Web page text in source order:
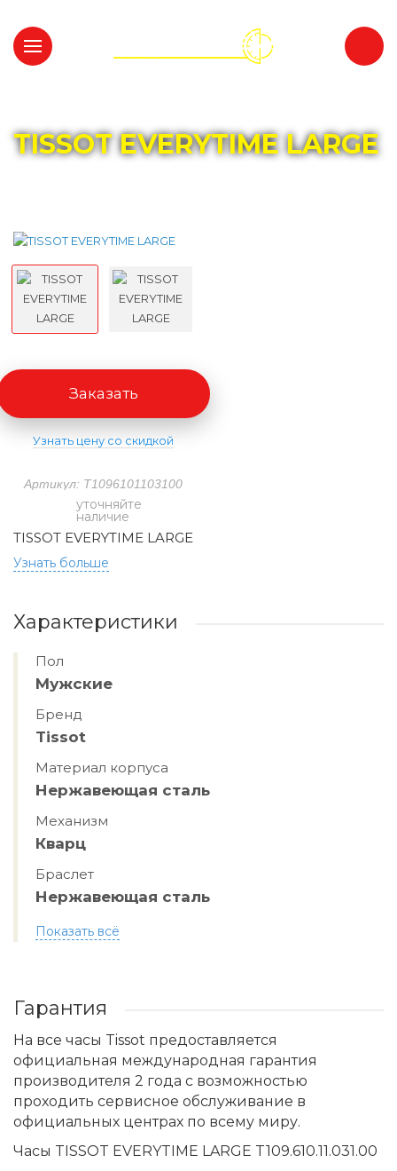
TISSOT EVERYTIME LARGE
Артикул: T1096101103100
уточняйте
наличие
TISSOT EVERYTIME LARGE
Узнать больше
Заказать
Узнать цену со скидкой
Характеристики
Пол
Мужские
Бренд
Tissot
Материал корпуса
Нержавеющая сталь
Механизм
Кварц
Браслет
Нержавеющая сталь
Показать всё
Гарантия
На все часы Tissot предоставляется
официальная международная гарантия
производителя 2 года с возможностью
проходить сервисное обслуживание в
официальных центрах по всему миру.
Часы TISSOT EVERYTIME LARGE T109.610.11.031.00